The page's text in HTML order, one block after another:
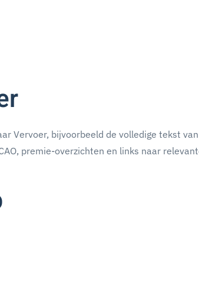
Vervoer, bijvoorbeeld de volledige tekst
premie-overzichten en links naar